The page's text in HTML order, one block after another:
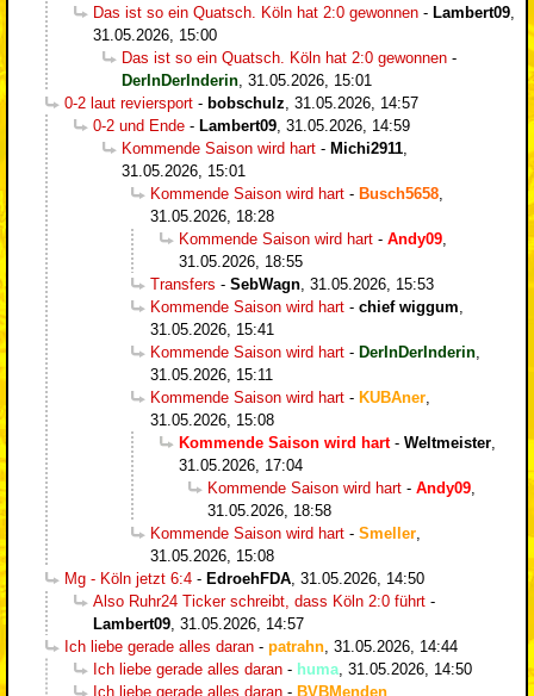
Das ist so ein Quatsch. Köln hat 2:0 gewonnen - Lambert09
31.05.2026, 15:00
Das ist so ein Quatsch. Köln hat 2:0 gewonnen -
DerInDerInderin 31.05.2026, 15:01
0-2 laut reviersport - bobschulz 31.05.2026, 14:57
0-2 und Ende - Lambert09 31.05.2026, 14:59
Kommende Saison wird hart - Michi2911
31.05.2026, 15:01
Kommende Saison wird hart - Busch5658
31.05.2026, 18:28
Kommende Saison wird hart - Andy09
31.05.2026, 18:55
Transfers - SebWagn 31.05.2026, 15:53
Kommende Saison wird hart - chief wiggum
31.05.2026, 15:41
Kommende Saison wird hart - DerInDerInderin
31.05.2026, 15:11
Kommende Saison wird hart - KUBAner
31.05.2026, 15:08
Kommende Saison wird hart- Weltmeister
31.05.2026, 17:04
Kommende Saison wird hart - Andy09
31.05.2026, 18:58
Kommende Saison wird hart - Smeller
31.05.2026, 15:08
Mg - Köln jetzt 6:4 - EdroehFDA 31.05.2026, 14:50
Also Ruhr24 Ticker schreibt, dass Köln 2:0 führt -
Lambert09 31.05.2026, 14:57
Ich liebe gerade alles daran - patrahn 31.05.2026, 14:44
Ich liebe gerade alles daran - huma 31.05.2026, 14:50
Ich liebe gerade alles daran - BVBMenden